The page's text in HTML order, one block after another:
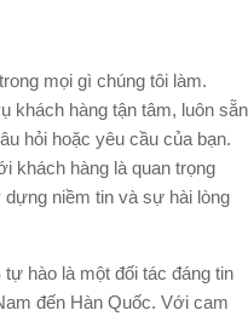
mọi gì chúng tôi làm.
khách hàng tận tâm, luôn sẵn
hỏi hoặc yêu cầu của bạn.
khách hàng là quan trọng
dựng niềm tin và sự hài lòng
hào là một đối tác đáng tin
đến Hàn Quốc. Với cam